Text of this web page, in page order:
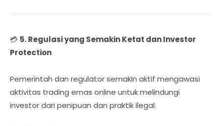
💳 5. Regulasi yang Semakin Ketat dan Investor
Protection
Pemerintah dan regulator semakin aktif mengawasi
aktivitas trading emas online untuk melindungi
investor dari penipuan dan praktik ilegal.